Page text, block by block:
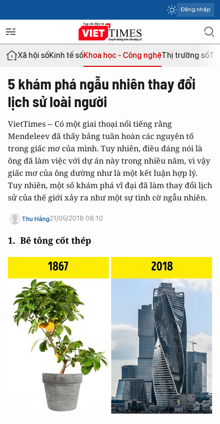
Đăng nhập
Xã hội sốKinh tế sốKhoa học - Công nghệThị trường số
5 khám phá ngẫu nhiên thay đổi
lịch sử loài người
VietTimes -- Có một giai thoại nổi tiếng rằng
Mendeleev đã thấy bảng tuần hoàn các nguyên tố
trong giấc mơ của mình. Tuy nhiên, điều đáng nói là
ông đã làm việc với dự án này trong nhiều năm, vì vậy
giấc mơ của ông dường như là một kết luận hợp lý.
Tuy nhiên, một số khám phá vĩ đại đã làm thay đổi lịch
sử của thế giới xảy ra như một sự tình cờ ngẫu nhiên.
Thu Hằng21/05/2018 08:10
1. Bê tông cốt thép